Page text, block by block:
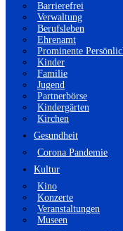
Barrierefrei
Verwaltung
Berufsleben
Ehrenamt
Prominente
Kinder
Familie
Jugend
Partnerbörse
Kindergärten
Kirchen
Gesundheit
Corona Pandemie
Kultur
Kino
Konzerte
Veranstaltungen
Museen